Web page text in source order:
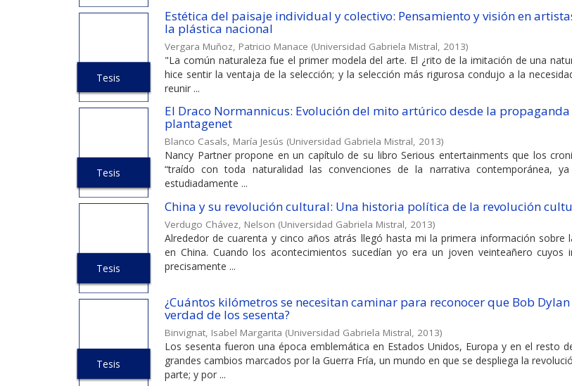
Tesis
Estética del paisaje individual y colectivo: Pensamiento y visión en
la plástica nacional
Vergara Muñoz, Patricio Manace (Universidad Gabriela Mistral 2013)
"La común naturaleza fue el primer modela del arte. El ¿rito de la imitación de una
hice sentir la ventaja de la selección; y la selección más rigurosa condujo a la
reunir ...
Tesis
El Draco Normannicus: Evolución del mito artúrico desde la
plantagenet
Blanco Casals, María Jesús (Universidad Gabriela Mistral, 2013)
Nancy Partner propone en un capítulo de su libro Serious entertainments que los
“traído con toda naturalidad las convenciones de la narrativa contemporánea,
estudiadamente ...
Tesis
China y su revolución cultural: Una historia política de la revolución
Verdugo Chávez, Nelson (Universidad Gabriela Mistral, 2013)
Alrededor de cuarenta y cinco años atrás llegó hasta mi la primera información sobre
en China. Cuando los acontecimientos sucedían yo era un joven veinteañero cuyos
precisamente ...
Tesis
¿Cuántos kilómetros se necesitan caminar para reconocer que Bob
verdad de los sesenta?
Binvignat, Isabel Margarita (Universidad Gabriela Mistral, 2013)
Los sesenta fueron una época emblemática en Estados Unidos, Europa y en el resto
grandes cambios marcados por la Guerra Fría, un mundo en que se despliega la
parte; y por ...